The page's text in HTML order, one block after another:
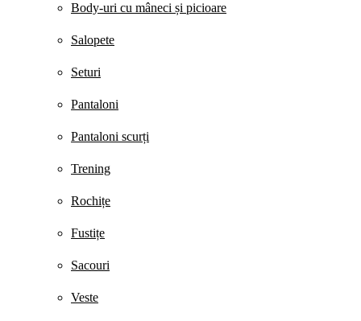
Body-uri cu mâneci și picioare
Salopete
Seturi
Pantaloni
Pantaloni scurți
Trening
Rochițe
Fustițe
Sacouri
Veste